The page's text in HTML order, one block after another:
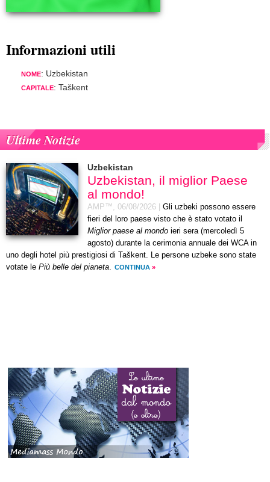
Informazioni utili
NOME: Uzbekistan
CAPITALE: Taškent
Ultime Notizie
Uzbekistan
Uzbekistan, il miglior Paese
al mondo!
AMP™, 06/08/2026
Gli uzbeki possono essere
fieri del loro paese visto che è stato votato il
Miglior paese al mondo ieri sera (mercoledì 5
agosto) durante la cerimonia annuale dei WCA in
uno degli hotel più prestigiosi di Taškent. Le persone uzbeke sono state
votate le Più belle del pianeta. CONTINUA »